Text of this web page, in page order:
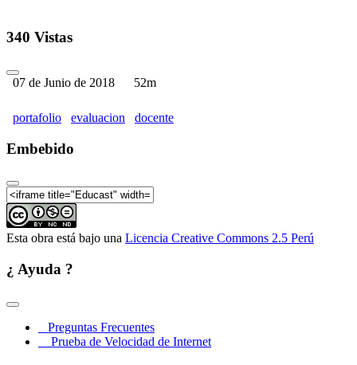
340 Vistas
07 de Junio de 2018 52m
portafolio evaluacion docente
Embebido
Esta obra está bajo una Licencia Creative Commons 2.5 Perú
¿ Ayuda ?
Preguntas Frecuentes
Prueba de Velocidad de Internet